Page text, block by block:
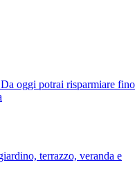
oggi potrai risparmiare fino
terrazzo, veranda e